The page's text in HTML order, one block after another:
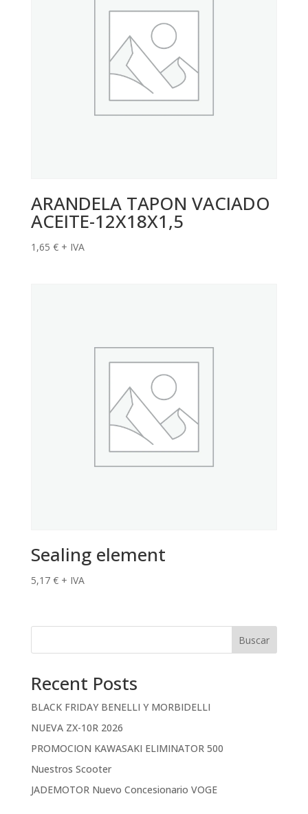
ARANDELA TAPON VACIADO
ACEITE-12X18X1,5
1,65 € + IVA
Sealing element
5,17 € + IVA
Buscar
Recent Posts
BLACK FRIDAY BENELLI Y MORBIDELLI
NUEVA ZX-10R 2026
PROMOCION KAWASAKI ELIMINATOR 500
Nuestros Scooter
JADEMOTOR Nuevo Concesionario VOGE